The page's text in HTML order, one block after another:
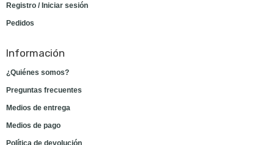
Registro / Iniciar sesión
Pedidos
Información
¿Quiénes somos?
Preguntas frecuentes
Medios de entrega
Medios de pago